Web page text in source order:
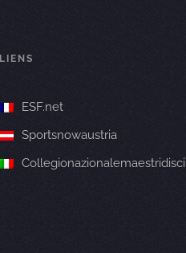
LIENS
ESF.net
Sportsnowaustria
Collegionazionalemaestridisci